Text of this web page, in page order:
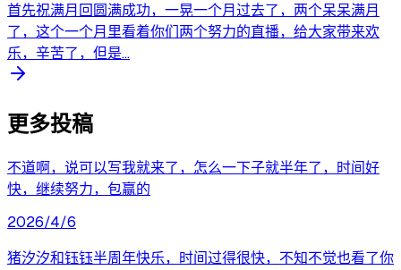
首先祝满月回圆满成功，一晃一个月过去了，两个呆呆满月
了，这个一个月里看着你们两个努力的直播，给大家带来欢
乐，辛苦了，但是...
更多投稿
不道啊，说可以写我就来了，怎么一下子就半年了，时间好
快，继续努力，包赢的
2026/4/6
猪汐汐和钰钰半周年快乐，时间过得很快，不知不觉也看了你